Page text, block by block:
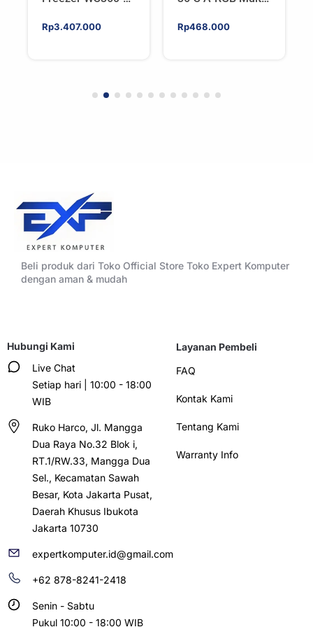
AIO CPU Water
Rp3.407.000
CPU Cooler –
Rp468.000
Beli produk dari Toko Official Store Toko Expert Komputer
dengan aman & mudah
Hubungi Kami
Live Chat
Setiap hari | 10:00 - 18:00
WIB
Ruko Harco, Jl. Mangga
Dua Raya No.32 Blok i,
RT.1/RW.33, Mangga Dua
Sel., Kecamatan Sawah
Besar, Kota Jakarta Pusat,
Daerah Khusus Ibukota
Jakarta 10730
expertkomputer.id@gmail.com
+62 878-8241-2418
Senin - Sabtu
Pukul 10:00 - 18:00 WIB
Layanan Pembeli
FAQ
Kontak Kami
Tentang Kami
Warranty Info